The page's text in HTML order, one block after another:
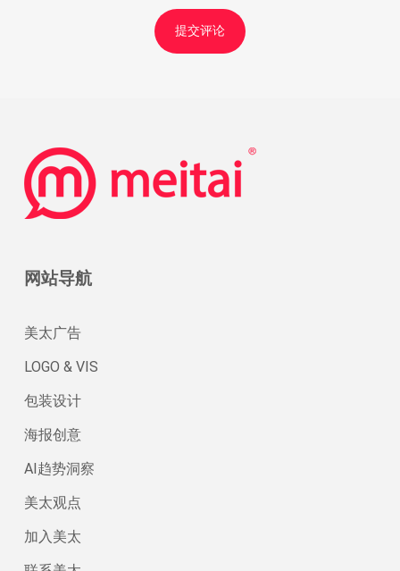
网站导航
美太广告
LOGO & VIS
包装设计
海报创意
AI趋势洞察
美太观点
加入美太